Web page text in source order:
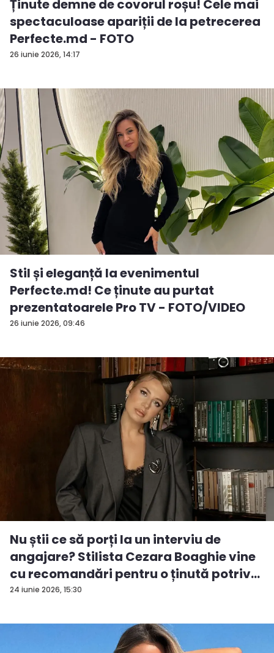
26 iunie 2026, 14:17
Ținute demne de covorul roșu! Cele mai
spectaculoase apariții de la petrecerea
Perfecte.md - FOTO
26 iunie 2026, 09:46
Stil și eleganță la evenimentul
Perfecte.md! Ce ținute au purtat
prezentatoarele Pro TV - FOTO/VIDEO
24 iunie 2026, 15:30
Nu știi ce să porți la un interviu de
angajare? Stilista Cezara Boaghie vine
cu recomandări pentru o ținută potriv...